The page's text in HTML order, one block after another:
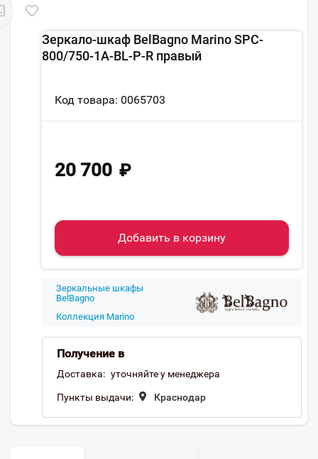
Зеркало-шкаф BelBagno Marino SPC-
800/750-1A-BL-P-R правый
Код товара: 0065703
20 700 ₽
Добавить в корзину
Зеркальные шкафы
BelBagno
Коллекция Marino
Получение в
Доставка: уточняйте у менеджера
Пункты выдачи: Краснодар